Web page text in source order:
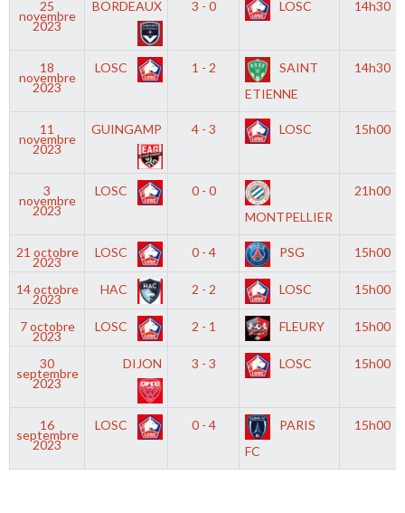
25
novembre
2023
BORDEAUX 3 - 0 LOSC 14h30
18
novembre
2023
LOSC 1 - 2
SAINT
ETIENNE
14h30
11
novembre
2023
GUINGAMP 4 - 3 LOSC 15h00
3
novembre
2023
LOSC
0 - 0
MONTPELLIER
21h00
21 octobre
2023
LOSC 0 - 4 PSG 15h00
14 octobre
2023
HAC 2 - 2 LOSC 15h00
7 octobre
2023
LOSC 2 - 1 FLEURY 15h00
30
septembre
2023
DIJON 3 - 3 LOSC 15h00
16
septembre
2023
LOSC 0 - 4
PARIS
FC
15h00